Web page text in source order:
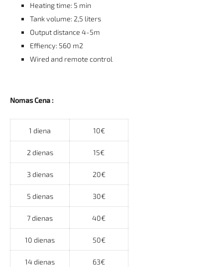
Heating time: 5 min
Tank volume: 2,5 liters
Output distance 4-5m
Effiency: 560 m2
Wired and remote control
Nomas Cena :
1 diena 10€
2 dienas 15€
3 dienas 20€
5 dienas 30€
7 dienas 40€
10 dienas 50€
14 dienas 63€